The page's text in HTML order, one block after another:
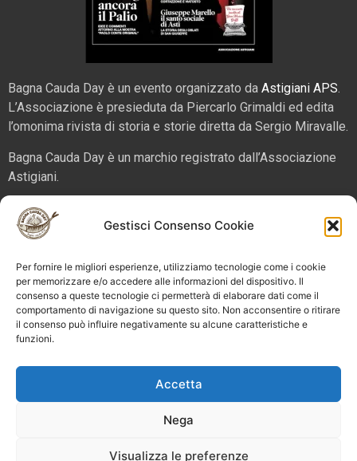
Gestisci Consenso Cookie
Per fornire le migliori esperienze, utilizziamo tecnologie come i cookie
per memorizzare e/o accedere alle informazioni del dispositivo. Il
consenso a queste tecnologie ci permetterà di elaborare dati come il
comportamento di navigazione su questo sito. Non acconsentire o ritirare
il consenso può influire negativamente su alcune caratteristiche e
funzioni.
Accetta
Nega
Visualizza le preferenze
Bagna Cauda Day è un evento organizzato da Astigiani APS.
L’Associazione è presieduta da Piercarlo Grimaldi ed edita
l’omonima rivista di storia e storie diretta da Sergio Miravalle.
Bagna Cauda Day è un marchio registrato dall’Associazione
Astigiani.
La nostra sede è in via San Martino 2 (angolo corso Alfieri),
14100 – Asti. Tel. 324 5654070 emailinfo@bagnacaudaday.it
Supplemento al numero 52 di Astigiani testata registrata al
Tribunale di Asti n. 4 del 2012, direttore responsabile Sergio
Miravalle.
Privacy policy
gestione consensi